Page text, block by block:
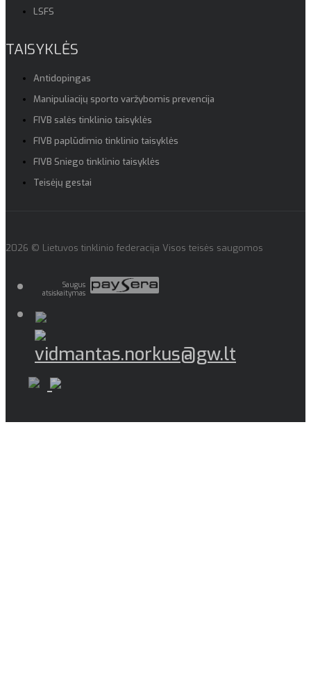
LSFS
TAISYKLĖS
Antidopingas
Manipuliacijų sporto varžybomis prevencija
FIVB salės tinklinio taisyklės
FIVB paplūdimio tinklinio taisyklės
FIVB Sniego tinklinio taisyklės
Teisėjų gestai
2026 © Lietuvos tinklinio federacija Visos teisės saugomos
Saugus
atsiskaitymas